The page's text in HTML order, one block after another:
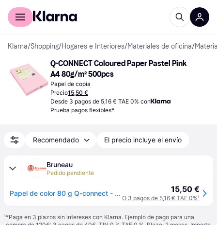
Comprar con Klarna
Klarna/Shopping/Hogares e Interiores/Materiales de oficina/
Q-CONNECT Coloured Paper Pastel Pink
A4 80g/m² 500pcs
Papel de copia
Precio15,50 €
Desde 3 pagos de 5,16 € TAE 0% con
Prueba pagos flexibles*
Recomendado El precio incluye el envío
Bruneau
Pedido pendiente
Papel de color 80 g Q-connect - Paquete de 500 hojas 15,50 €
O 3 pagos de 5,16 € TAE 0%¹
¹*Paga en 3 plazos sin intereses con Klarna. Ejemplo de pago para una